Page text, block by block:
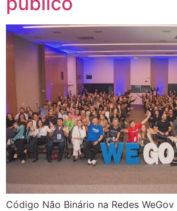
Código Não Binário na Redes